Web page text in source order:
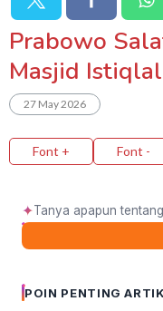
Prabowo
Masjid Istiqlal
27 May 2026
Font + Font -
✦
POIN PENTING